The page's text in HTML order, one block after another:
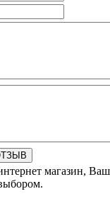
магазин,